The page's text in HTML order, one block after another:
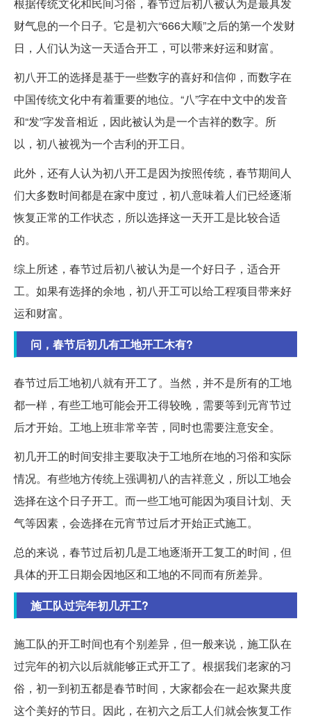
财气息的一个日子。它是初六“666大顺”之后的第一个发财
日，人们认为这一天适合开工，可以带来好运和财富。
初八开工的选择是基于一些数字的喜好和信仰，而数字在
中国传统文化中有着重要的地位。“八”字在中文中的发音
和“发”字发音相近，因此被认为是一个吉祥的数字。所
以，初八被视为一个吉利的开工日。
此外，还有人认为初八开工是因为按照传统，春节期间人
们大多数时间都是在家中度过，初八意味着人们已经逐渐
恢复正常的工作状态，所以选择这一天开工是比较合适
的。
综上所述，春节过后初八被认为是一个好日子，适合开
工。如果有选择的余地，初八开工可以给工程项目带来好
运和财富。
问，春节后初几有工地开工木有?
春节过后工地初八就有开工了。当然，并不是所有的工地
都一样，有些工地可能会开工得较晚，需要等到元宵节过
后才开始。工地上班非常辛苦，同时也需要注意安全。
初几开工的时间安排主要取决于工地所在地的习俗和实际
情况。有些地方传统上强调初八的吉祥意义，所以工地会
选择在这个日子开工。而一些工地可能因为项目计划、天
气等因素，会选择在元宵节过后才开始正式施工。
总的来说，春节过后初几是工地逐渐开工复工的时间，但
具体的开工日期会因地区和工地的不同而有所差异。
施工队过完年初几开工?
施工队的开工时间也有个别差异，但一般来说，施工队在
过完年的初六以后就能够正式开工了。根据我们老家的习
俗，初一到初五都是春节时间，大家都会在一起欢聚共度
这个美好的节日。因此，在初六之后工人们就会恢复工作